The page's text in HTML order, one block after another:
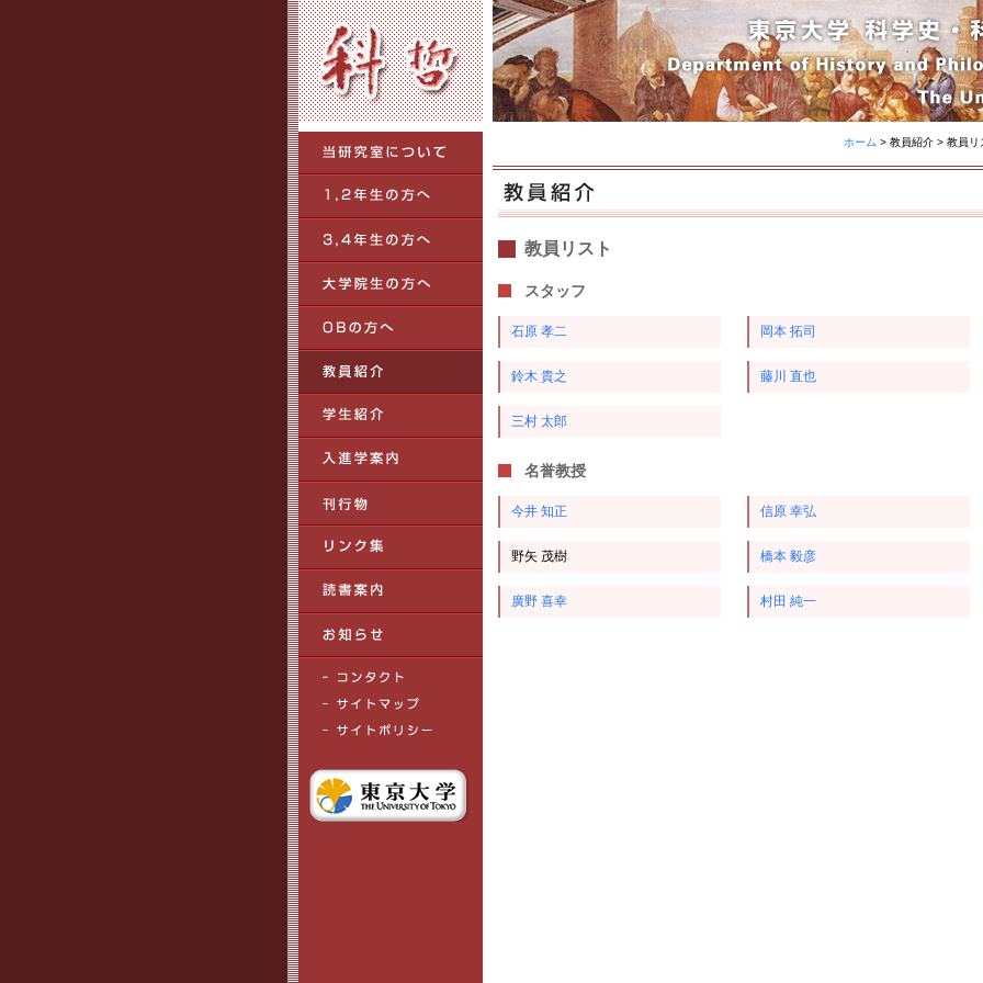
ホーム > 教員紹介 > 教員リ
教員リスト
スタッフ
石原 孝二 岡本 拓司
鈴木 貴之 藤川 直也
三村 太郎
名誉教授
今井 知正 信原 幸弘
野矢 茂樹 橋本 毅彦
廣野 喜幸 村田 純一